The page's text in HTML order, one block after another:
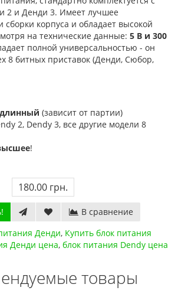
2 и Денди 3. Имеет лучшее
сборки корпуса и обладает высокой
на технические данные: 5 В и 300
полной универсальностью - он
8 битных приставок (Денди, Сюбор,
длинный (зависит от партии)
2, Dendy 3, все другие модели 8
!
180.00 грн.
В сравнение
Денди, Купить блок питания
Денди цена, блок питания Dendy цена
товары